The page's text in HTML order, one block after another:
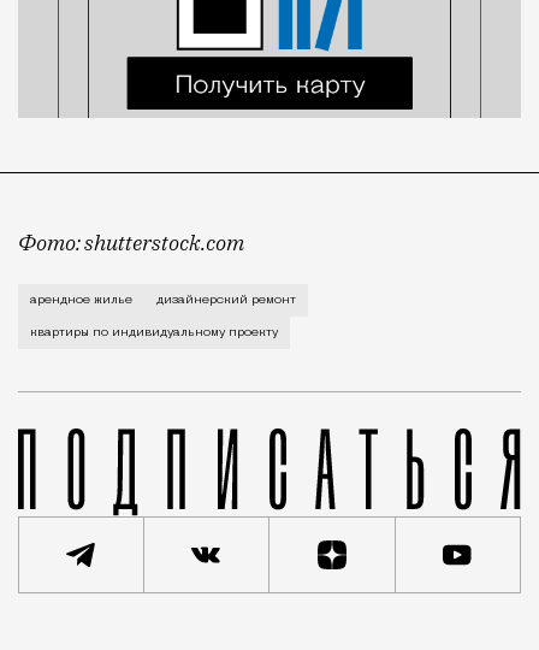
Фото: shutterstock.com
А потом этот корабль предпочтений разбивается
арендное жилье дизайнерский ремонт
квартиры по индивидуальному проекту